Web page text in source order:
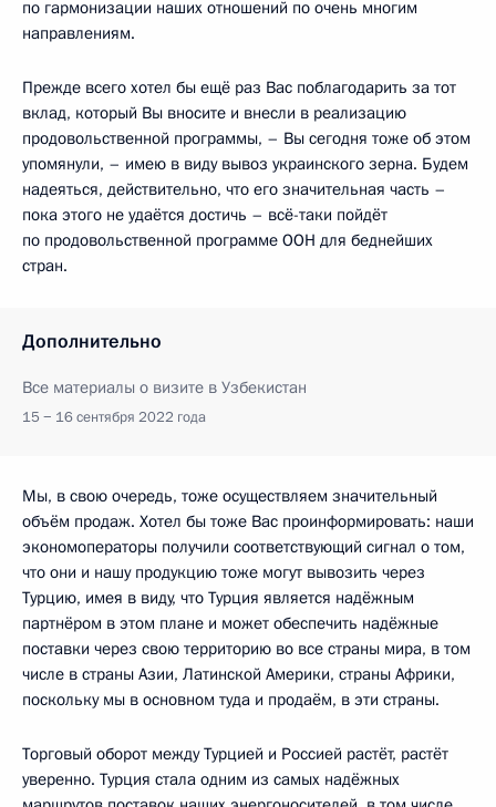
по гармонизации наших отношений по очень многим
направлениям.
Прежде всего хотел бы ещё раз Вас поблагодарить за тот
вклад, который Вы вносите и внесли в реализацию
продовольственной программы, – Вы сегодня тоже об этом
упомянули, – имею в виду вывоз украинского зерна. Будем
надеяться, действительно, что его значительная часть –
пока этого не удаётся достичь – всё-таки пойдёт
по продовольственной программе ООН для беднейших
стран.
Дополнительно
Все материалы о визите в Узбекистан
15 − 16 сентября 2022 года
Мы, в свою очередь, тоже осуществляем значительный
объём продаж. Хотел бы тоже Вас проинформировать: наши
экономоператоры получили соответствующий сигнал о том,
что они и нашу продукцию тоже могут вывозить через
Турцию, имея в виду, что Турция является надёжным
партнёром в этом плане и может обеспечить надёжные
поставки через свою территорию во все страны мира, в том
числе в страны Азии, Латинской Америки, страны Африки,
поскольку мы в основном туда и продаём, в эти страны.
Торговый оборот между Турцией и Россией растёт, растёт
уверенно. Турция стала одним из самых надёжных